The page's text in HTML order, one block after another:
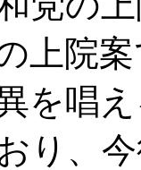
上院
を唱
り、